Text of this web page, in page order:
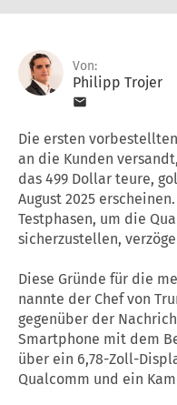
Von:
Philipp Trojer
Die ersten
an die Kunden
das 499 Dollar teure,
August 2025
Testphasen, um die
sicherzustellen,
Diese Gründe für die
nannte der Chef von
gegenüber der
Smartphone mit dem
über ein 6,78-Zoll-
Qualcomm und ein